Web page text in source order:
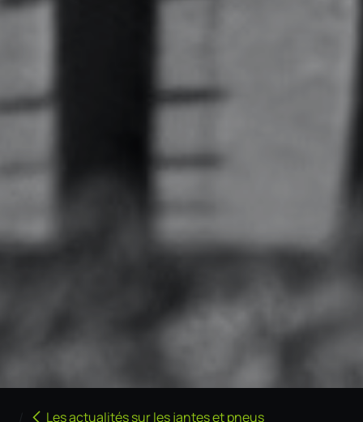
Les actualités sur les jantes et pneus